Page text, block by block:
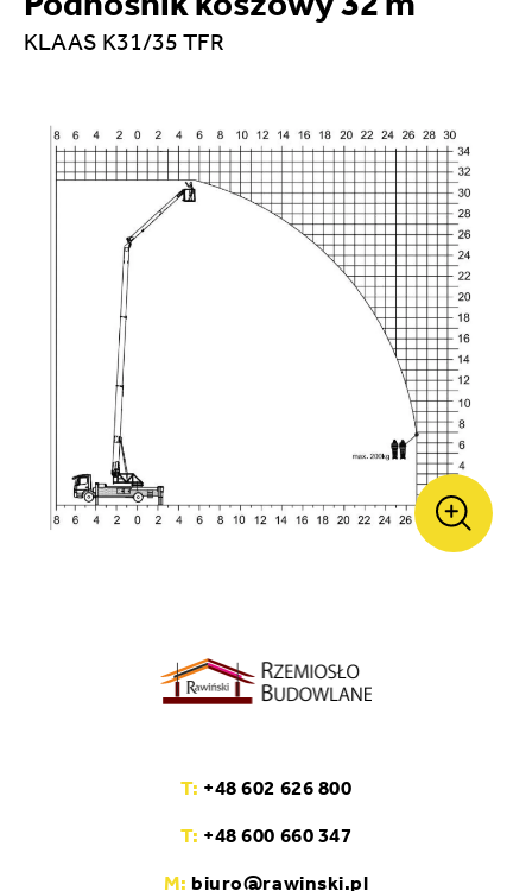
KLAAS K31/35 TFR
T: +48 602 626 800
T: +48 600 660 347
M: biuro@rawinski.pl